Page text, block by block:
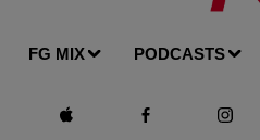
FG MIX PODCASTS